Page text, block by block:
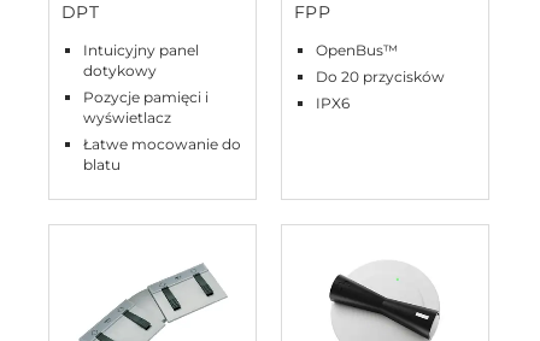
DPT
Intuicyjny panel
dotykowy
Pozycje pamięci i
wyświetlacz
Łatwe mocowanie do
blatu
FPP
OpenBus™
Do 20 przycisków
IPX6